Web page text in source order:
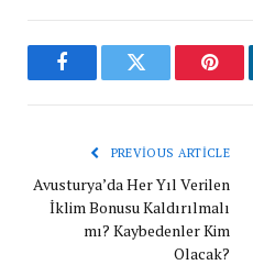
FacebookTwitter
PREVIOUS ARTICLE
Avusturya’da Her Yıl Verilen
İklim Bonusu Kaldırılmalı
mı? Kaybedenler Kim
Olacak?